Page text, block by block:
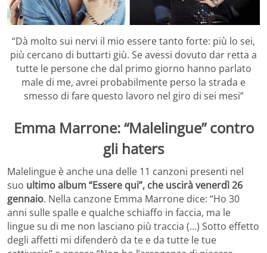
“Dà molto sui nervi il mio essere tanto forte: più lo sei,
più cercano di buttarti giù. Se avessi dovuto dar retta a
tutte le persone che dal primo giorno hanno parlato
male di me, avrei probabilmente perso la strada e
smesso di fare questo lavoro nel giro di sei mesi”
Emma Marrone: “Malelingue” contro
gli haters
Malelingue è anche una delle 11 canzoni presenti nel
suo ultimo album “Essere qui”, che uscirà venerdì 26
gennaio. Nella canzone Emma Marrone dice: “Ho 30
anni sulle spalle e qualche schiaffo in faccia, ma le
lingue su di me non lasciano più traccia (…) Sotto effetto
degli affetti mi difenderò da te e da tutte le tue